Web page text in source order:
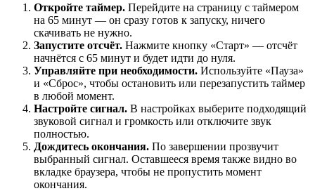
НАСТРОЙКИ
Звуки:
Откройте таймер. Перейдите на страницу с таймером
на 65 минут — он сразу готов к запуску, ничего
скачивать не нужно.
Запустите отсчёт. Нажмите кнопку «Старт» — отсчёт
начнётся с 65 минут и будет идти до нуля.
Управляйте при необходимости. Используйте «Пауза»
и «Сброс», чтобы остановить или перезапустить таймер
в любой момент.
Настройте сигнал. В настройках выберите подходящий
звуковой сигнал и громкость или отключите звук
полностью.
Дождитесь окончания. По завершении прозвучит
выбранный сигнал. Оставшееся время также видно во
вкладке браузера, чтобы не пропустить момент
окончания.